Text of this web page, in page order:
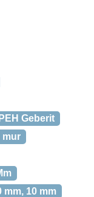
Geberit
mur
10 mm